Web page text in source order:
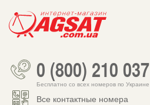
0 (800) 210 037
Бесплатно со всех номеров по Украине
Все контактные номера